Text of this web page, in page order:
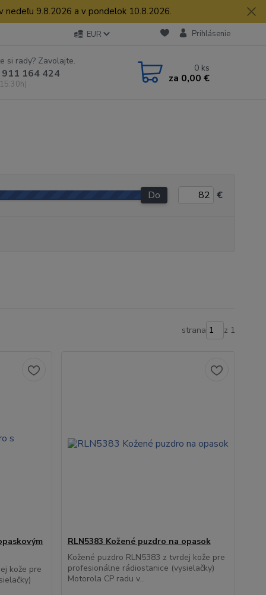
nedeľu 9.8.2026 a v pondelok 10.8.2026.
EUR Prihlásenie
si rady? Zavolajte.
164 424 0 ks
za 0,00 €
Do €
strana z 1
kože pre
RLN5383 Kožené puzdro na opasok
Kožené puzdro RLN5383 z tvrdej kože pre
profesionálne rádiostanice (vysielačky)
Motorola CP radu v...